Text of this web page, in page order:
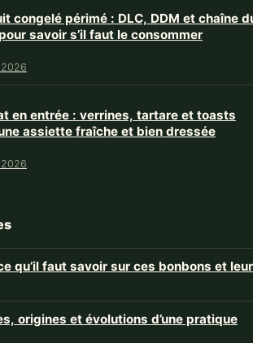
congelé périmé : DLC, DDM et chaîne
savoir s’il faut le consommer
en entrée : verrines, tartare et toasts
assiette fraîche et bien dressée
qu’il faut savoir sur ces bonbons et leur
origines et évolutions d’une pratique